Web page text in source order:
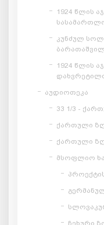
1924 წლის
კუნძულ
1924 წლის
აუდიოთეკა
33 1/3 -
ქართული
ქართული
მსოფლიო
ჩეხური